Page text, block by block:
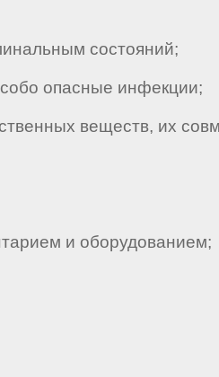
состояний;
опасные инфекции;
веществ, их
и оборудованием;